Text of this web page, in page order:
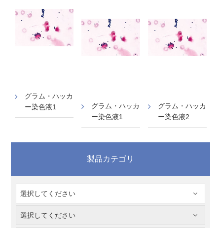
グラム・ハッカ
ー染色液1
グラム・ハッカ
ー染色液1
グラム・ハッカ
ー染色液2
製品カテゴリ